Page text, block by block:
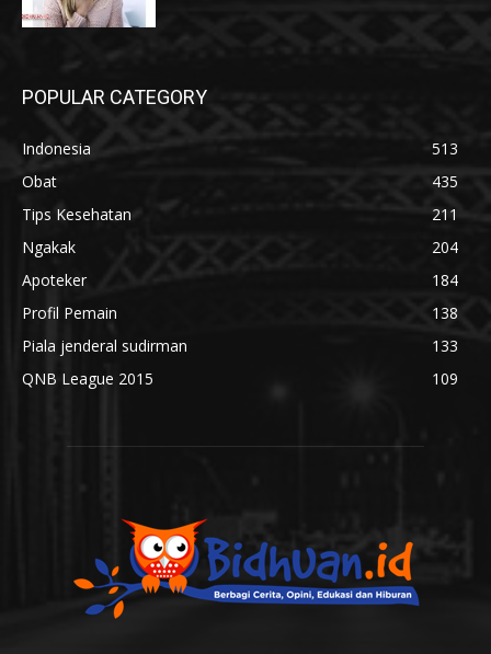
POPULAR CATEGORY
Indonesia
513
Obat
435
Tips Kesehatan
211
Ngakak
204
Apoteker
184
Profil Pemain
138
Piala jenderal sudirman
133
QNB League 2015
109